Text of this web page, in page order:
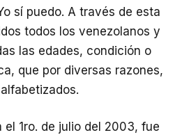
sí puedo. A través de esta
todos los venezolanos y
las edades, condición o
que por diversas razones,
el 1ro. de julio del 2003, fue